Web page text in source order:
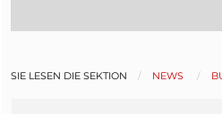
SIE LESEN DIE SEKTION NEWS